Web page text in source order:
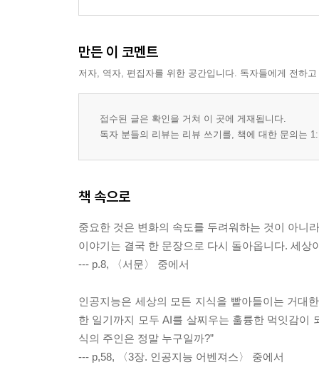
18. 보이지 않는 문명의 뿌리
19. 미래를 보는 눈
20. 신인류의 운명
만든 이 코멘트
저자, 역자, 편집자를 위한 공간입니다. 독자들에게 전하
접수된 글은 확인을 거쳐 이 곳에 게재됩니다.
독자 분들의 리뷰는 리뷰 쓰기를, 책에 대한 문의는
책 속으로
중요한 것은 변화의 속도를 두려워하는 것이 아니
이야기는 결국 한 문장으로 다시 돌아옵니다. 세상
--- p.8, 〈서문〉 중에서
인공지능은 세상의 모든 지식을 빨아들이는 거대
한 일기까지 모두 AI를 살찌우는 훌륭한 먹잇감이
식의 주인은 정말 누구일까?”
--- p,58, 〈3장. 인공지능 어벤져스〉 중에서